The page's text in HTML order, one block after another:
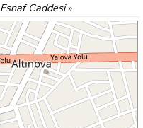
Esnaf Caddesi»